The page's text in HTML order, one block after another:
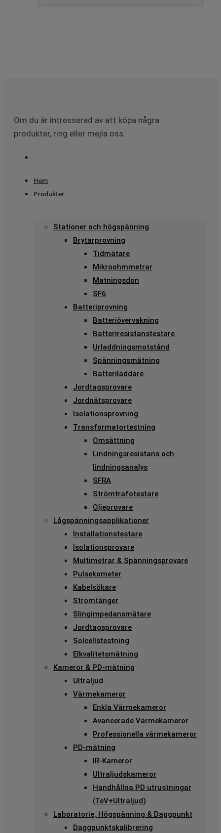
Om du är intresserad av att köpa några
produkter, ring eller mejla oss:
Hem
Produkter
Stationer och högspänning
Brytarprovning
Tidmätare
Mikroohmmetrar
Matningsdon
SF6
Batteriprovning
Batteriövervakning
Batteriresistanstestare
Urladdningsmotstånd
Spänningsmätning
Batteriladdare
Jordtagsprovare
Jordnätsprovare
Isolationsprovning
Transformatortestning
Omsättning
Lindningsresistans och
lindningsanalys
SFRA
Strömtrafotestare
Oljeprovare
Lågspänningsapplikationer
Installationstestare
Isolationsprovare
Multimetrar & Spänningsprovare
Pulsekometer
Kabelsökare
Strömtänger
Slingimpedansmätare
Jordtagsprovare
Solcellstestning
Elkvalitetsmätning
Kameror & PD-mätning
Ultraljud
Värmekameror
Enkla Värmekameror
Avancerade Värmekameror
Professionella värmekameror
PD-mätning
IR-Kameror
Ultraljudskameror
Handhållna PD utrustningar
(TeV+Ultraljud)
Laboratorie, Högspänning & Daggpunkt
Daggpunktskalibrering